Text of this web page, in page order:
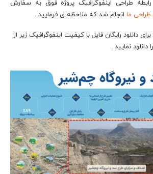
طراحی اینفوگرافیک پروژه فوق به سفارش
ما انجام شد که ملاحظه ی فرمایید .
دانلود رایگان فایل با کیفیت اینفوگرافیک زیر از
دانلود نمایید .